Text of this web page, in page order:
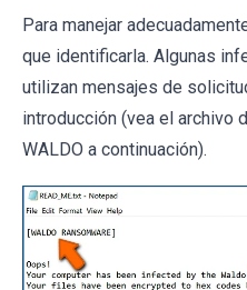
Para manejar
que identificarla. Algunas
utilizan mensajes de
introducción (vea el archivo
WALDO a continuación).